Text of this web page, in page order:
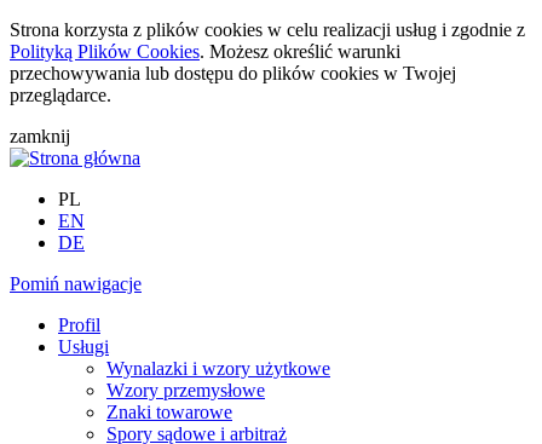
Strona korzysta z plików cookies w celu realizacji usług i zgodnie z
Polityką Plików Cookies. Możesz określić warunki
przechowywania lub dostępu do plików cookies w Twojej
przeglądarce.
zamknij
PL
EN
DE
Pomiń nawigacje
Profil
Usługi
Wynalazki i wzory użytkowe
Wzory przemysłowe
Znaki towarowe
Spory sądowe i arbitraż